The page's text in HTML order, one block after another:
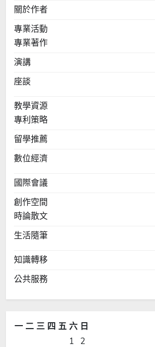
關於作者
專業活動
專業著作
演講
座談
教學資源
專利策略
留學推薦
數位經濟
國際會議
創作空間
時論散文
生活隨筆
知識轉移
公共服務
一 二 三 四 五 六 日
1
2